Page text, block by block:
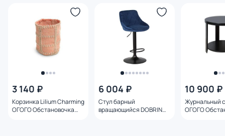
3 140 ₽
Корзинка Lilium Charming
ОГОГО Обстановочка
6 004 ₽
Стул барный
вращающийся DOBRIN
10 900 ₽
Журнальный
ОГОГО